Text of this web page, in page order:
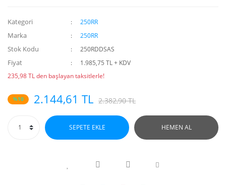
Kategori 250RR
Marka 250RR
Stok Kodu 250RDDSAS
Fiyat
1.985,75 TL + KDV
235,98 TL den başlayan taksitlerle!
%10 2.144,61 TL 2.382,90 TL
SEPETE EKLE HEMEN AL